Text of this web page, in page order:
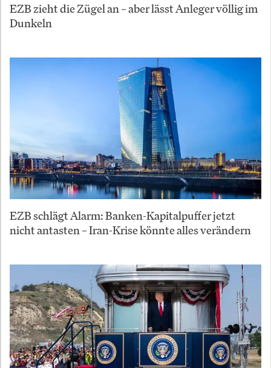
EZB zieht die Zügel an – aber lässt Anleger völlig im
Dunkeln
EZB schlägt Alarm: Banken-Kapitalpuffer jetzt
nicht antasten – Iran-Krise könnte alles verändern